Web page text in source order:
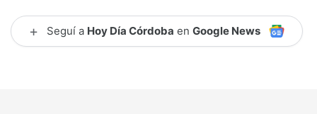
+ Seguí a Hoy Día Córdoba en Google News